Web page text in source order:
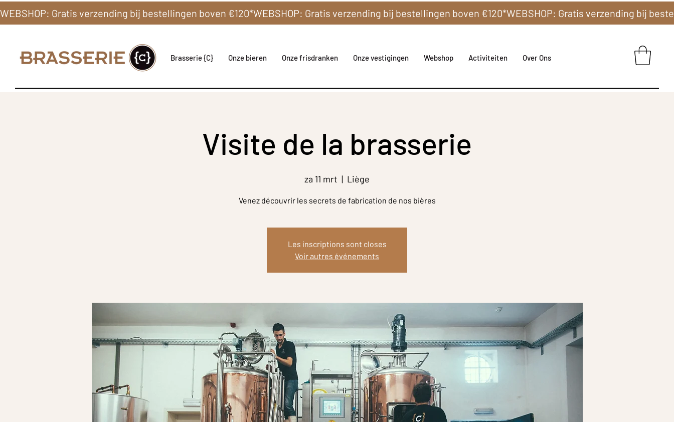
Brasserie {C} Onze bieren Onze frisdranken Onze vestigingen Webshop Activiteiten Over Ons
Visite de la brasserie
za 11 mrt
  |
Liège
Venez découvrir les secrets de fabrication de nos bières
Les inscriptions sont closes
Voir autres événements